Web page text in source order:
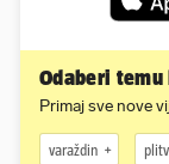
Odaberi
Primaj sve nove
varaždin